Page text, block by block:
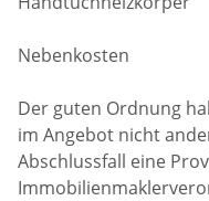
Nebenkosten
Der guten Ordnung
im Angebot nicht
Abschlussfall eine